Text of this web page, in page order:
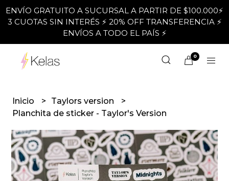
ENVÍO GRATUITO A SUCURSAL A PARTIR DE $100.000⚡
3 CUOTAS SIN INTERÉS ⚡ 20% OFF TRANSFERENCIA ⚡
ENVÍOS A TODO EL PAÍS ⚡
0
Inicio
Taylors version
Planchita de sticker - Taylor's Version